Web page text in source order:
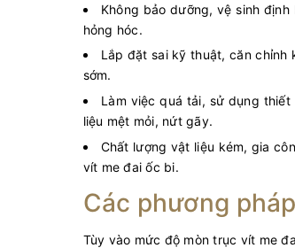
Không bảo dưỡng, vệ sinh
hỏng hóc.
Lắp đặt sai kỹ thuật, căn chỉnh
sớm.
Làm việc quá tải, sử dụng
liệu mệt mỏi, nứt gãy.
Chất lượng vật liệu kém, gia
vít me đai ốc bi.
Các phương
Tùy vào mức độ mòn trục vít me